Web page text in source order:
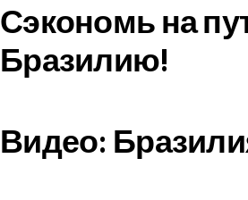
Сэкономь на
Бразилию!
Видео: